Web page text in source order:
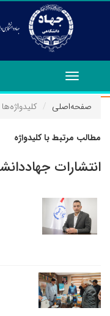
Toggle
navigation
صفحه‌اصلی
کلیدواژه‌ها
مطالب مرتبط با کلیدواژه
انتشارات